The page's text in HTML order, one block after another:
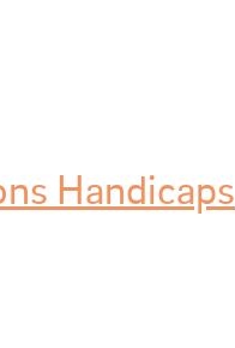
Handicaps